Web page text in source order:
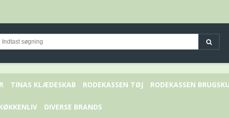
TINAS KLÆDESKAB RODEKASSEN TØJ RODEKASSEN
DIVERSE BRANDS